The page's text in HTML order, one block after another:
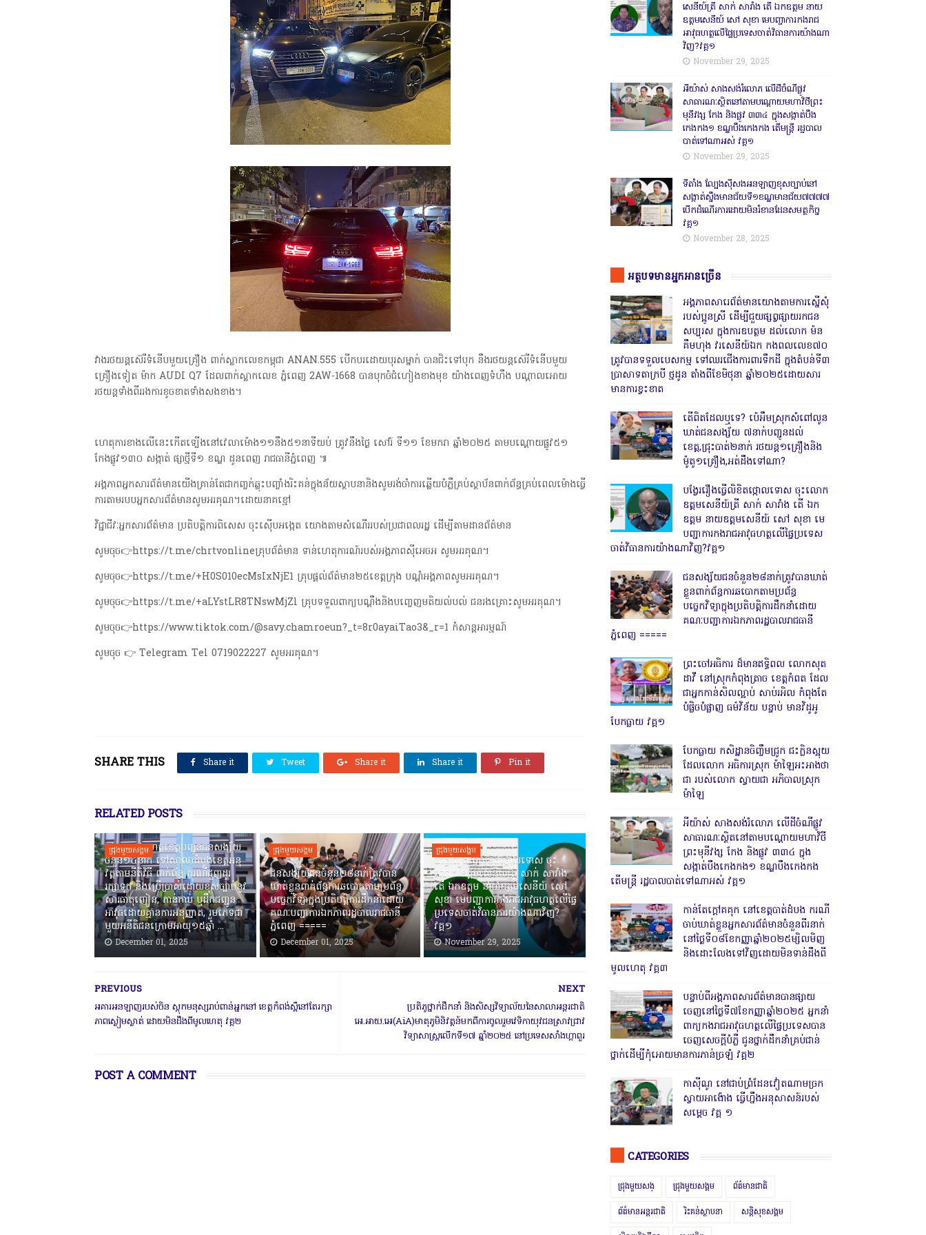
វាងរថយន្តស៊េរីទំនើបមួយគ្រឿង ពាក់ស្លាកលេខកម្ពុជា ANAN.555 បើកបរដោយបុរសម្នាក់ បានជិះទៅបុក នឹងរថយន្តស៊េរីទំនើបមួយ
គ្រឿងទៀត ម៉ាក AUDI Q7 ដែលពាក់ស្លាកលេខ ភ្នំពេញ 2AW-1668 បានបុកចំជំហៀងខាងមុខ យ៉ាងពេញទំហឹង បណ្តាលអោយ
រថយន្តទាំងពីររងការខូចខាតទាំងសងខាង។
ហេតុការខាងលើនេះកើតទ្បើងនៅវេលាម៉ោង១១នឹង៥១នាទីយប់ ត្រូវនឹងថ្ងៃ សៅរ៍ ទី១១ ខែមករា ឆ្នាំ២០២៥ តាមបណ្តោយផ្លូវ៥១
កែងផ្លូវ១៣០ សង្កាត់ ផ្សាថ្មីទី១ ខណ្ឌ ដូនពេញ រាជធានីភ្នំពេញ ៕
អង្គភាពអ្នកសារព័ត៌មានយើងគ្រាន់តែជាកញ្ចក់ឆ្លុះបញ្ចាំងរិះគន់ក្នុងន័យស្ថាបនានិងសូមរង់ចាំការឆ្លើយបំភ្លឺគ្រប់ស្ថាប័នពាក់ព័ន្ធគ្រប់ពេលម៉ោងធ្វើ
ការតាមរបបអ្នកសារព័ត៌មានសូមអរគុណ។ដោយនាគខ្មៅ
វិជ្ជាជីវៈអ្នកសារព័ត៌មាន ប្រតិបត្តិការពិសេស ចុះស៊ើបអង្កេត យោងតាមសំណើររបស់ប្រជាពលរដ្ឋ ដើម្បីតាមដានព័ត៌មាន
សូមចុច👉https://t.me/chrtvonlineគ្រុបព័ត៌មាន ទាន់ហេតុការណ៍របស់អង្គភាពស៊ីអេចអ សូមអរគុណ។
សូមចុច👉https://t.me/+H0S010ecMsIxNjE1 គ្រុបផ្តល់ព័ត៌មាន២៥ខេត្តក្រុង បណ្តំអង្គភាពសូមអរគុណ។
សូមចុច👉https://t.me/+aLYstLR8TNswMjZl គ្រុបទទួលពាក្យបណ្តឹងនិងបញ្ចេញមតិយល់បល់ ជនរងគ្រោះសូមអរគុណ។
សូមចុច👉https://www.tiktok.com/@savy.chamroeun?_t=8r0ayaiTao3&_r=1 កំសាន្តអារម្មណ៍
សូមចុច 👉 Telegram Tel 0719022227 សូមអរគុណ។
SHARE THIS Share it Tweet Share it Share it Pin it
RELATED POSTS
ជ្រុងមួយសង្គម
កងរាជឣាវុធហត្ថខេត្តបញ្ជូនជនសង្ស័យ
ចំនួន១៤នាក់ ទៅសាលាដំបូងខេត្តឣនុ
វត្តតាមនីតិវិធី ពាក់ព័ន្ធ ករណីជួញដូរ
រក្សាទុក និងប្រើប្រាស់ដោយខុសច្បាប់នូវ
សារធាតុញៀន, កាន់កាប់ ឬដឹកជញ្ជូន
អាវុធដោយគ្មានការអនុញ្ញាត, រួមភេទជា
មួយអនីតិជនក្រោមអាយុ១៥ឆ្នាំ ...
December 01, 2025
ជ្រុងមួយសង្គម
ជនសង្ស័យជនចំនួន២៨នាក់ត្រូវបាន
ឃាត់ខ្លួនពាក់ព័ន្ធការឆបោកតាមប្រព័ន្ធ
បច្ចេកវិទ្យាក្នុងប្រតិបត្តិការដឹកនាំដោយ
គណៈបញ្ជាការឯកភាពរដ្ឋបាលរាជធានី
ភ្នំពេញ ‎=====
December 01, 2025
ជ្រុងមួយសង្គម
បង្វែររឿងធ្វើលិខិតថ្កោលទោស ចុះ
លោក ឧត្តមសេនីយ៍ត្រី សាក់ សារាំង
តើ ឯកឧត្តម នាយឧត្តមសេនីយ៍ សៅ
សុខា មេបញ្ជាការកងរាជអាវុធហត្ថលើផ្ទៃ
ប្រទេសចាត់វិធានការយ៉ាងណាវិញ?
វគ្គ១
November 29, 2025
NEXT
ប្រតិភូថ្នាក់ដឹកនាំ និងសិស្សវិទ្យាល័យនៃសាលាអន្តរជាតិ
អេ.អាយ.អេ(AiA)មាតុភូមិនិវត្តន៍មកពីការចូលរួមវេទិកាយុវជនស្រាវជ្រាវ
វិទ្យាសាស្ត្រលើកទី១៧ ឆ្នាំ២០២៥ នៅប្រទេសសាំងហ្គាពួរ
PREVIOUS
អគារអនឡាញរបស់ចិន ស្តុកមនុស្សរាប់ពាន់អ្នកនៅ ខេត្តកំពង់ស្ពឺនៅតែរក្សា
ភាពស្ងៀមស្ងាត់ ដោយមិនដឹងពីមូលហេតុ វគ្គ២
POST A COMMENT
សេនីយ៍ត្រី សាក់ សារាំង តើ ឯកឧត្តម នាយ
ឧត្តមសេនីយ៍ សៅ សុខា មេបញ្ជាការកងរាជ
អាវុធហត្ថលើផ្ទៃប្រទេសចាត់វិធានការយ៉ាងណា
វិញ?វគ្គ១
November 29, 2025
អីយ៉ាស់ សាងសង់រំលោភ លើដីចំណីផ្លូវ
សាធារណៈស្ថិតនៅតាមបណ្ដោយមហាវិថីព្រះ
មុនីវង្ស កែង និងផ្លូវ ៣៣៤ ក្នុងសង្កាត់បឹង
កេងកង១ ខណ្ឌបឹងកេងកង តើមន្ត្រី រដ្ឋបាល
បាត់ទៅណាអស់ វគ្គ១
November 29, 2025
ទីតាំង ល្បែងស៊ីសងអនឡាញខុសច្បាប់នៅ
សង្កាត់សឹ្ចងមានជ័យទី១ខណ្ឌមានជ័យ៧៧៧៧
បើកដំណើរការដោយមិនរំខានដែនសមត្ថកិច្ច
វគ្គ១
November 28, 2025
អត្ថបទមានអ្នកអានច្រើន
អង្គភាពសារេព័ត៌មានយោងតាមការស្នើសុំ
របស់ប្អូនស្រី ដើម្បីជួយផ្សព្វផ្សាយរកជន
សប្បុរស ក្នុងការឧបត្ថម ដល់លោក ម៉ន
គឹមហុង វរសេនីយ៍ឯក កងពលលេខ៧០
ត្រូវបានទទួលបេសកម្ម ទៅឈរជើងការពារទឹកដី ក្នុងតំបន់ទី៣
ប្រាសាទតាក្របី ថ្មដូន តាំងពីខែមិថុនា ឆ្នាំ២០២៥ដោយសារ
មានការខ្វះខាត
តើពិតដែលឬទេ? ប៉េអឹមស្រុកសំពៅលូន
ឃាត់ជនសង្ស័យ ៧នាក់បញ្ជូនដល់
ខេត្ត,ជ្រុះបាត់២នាក់ រថយន្ត១គ្រឿងនិង
ម៉ូតូ១គ្រឿង,អត់ដឹងទៅណា?
បង្វែររឿងធ្វើលិខិតថ្កោលទោស ចុះលោក
ឧត្តមសេនីយ៍ត្រី សាក់ សារាំង តើ ឯក
ឧត្តម នាយឧត្តមសេនីយ៍ សៅ សុខា មេ
បញ្ជាការកងរាជអាវុធហត្ថលើផ្ទៃប្រទេស
ចាត់វិធានការយ៉ាងណាវិញ?វគ្គ១
ជនសង្ស័យជនចំនួន២៨នាក់ត្រូវបានឃាត់
ខ្លួនពាក់ព័ន្ធការឆបោកតាមប្រព័ន្ធ
បច្ចេកវិទ្យាក្នុងប្រតិបត្តិការដឹកនាំដោយ
គណៈបញ្ជាការឯកភាពរដ្ឋបាលរាជធានី
ភ្នំពេញ ‎=====
ព្រះចៅអធិការ ដ៏មានឥទ្ធិពល លោកសុត
ដាវី នៅស្រុកកំពុងត្រាច ខេត្តកំពត ដែល
ជាអ្នកកាន់សិលល្អាប់ សាប់រអិល កំពុងតែ
បំផ្លិចបំផ្លាញ ធម៌វិន័យ បន្ទាប់ មានវិដូអូ
បែកធ្លាយ វគ្គ១
បែកធ្លាយ កសិដ្ឋានចិញ្ចឹមជ្រូក ជះក្លិនស្អុយ
ដែលលោក អធិការស្រុក ម៉ាឡៃអះអាងថា
ជា របស់លោក ស្វាយជា អភិបាលស្រុក
ម៉ាឡៃ
អីយ៉ាស់ សាងសង់រំលោភ លើដីចំណីផ្លូវ
សាធារណៈស្ថិតនៅតាមបណ្ដោយមហាវិថី
ព្រះមុនីវង្ស កែង និងផ្លូវ ៣៣៤ ក្នុង
សង្កាត់បឹងកេងកង១ ខណ្ឌបឹងកេងកង
តើមន្ត្រី រដ្ឋបាលបាត់ទៅណាអស់ វគ្គ១
កាន់តែក្តៅគគុក នៅខេត្តបាត់ដំបង ករណី
ចាប់ឃាត់ខ្លួនអ្នកសារព័ត៌មានចំនួនពីរនាក់
នៅថ្ងៃទី០៨ខែកញ្ញាឆ្នាំ២០២៥ម្សិលមិញ
និងដោះលែងទៅវិញដោយមិនទាន់ដឹងពី
មូលហេតុ វគ្គ៣
បន្ទាប់ពីអង្គភាពសារព័ត៌មានបានផ្សាយ
ចេញនៅថ្ងៃទី៧ខែកញ្ញាឆ្នាំ២០២៥ អ្នកនាំ
ពាក្យកងរាជអាវុធហត្ថលើផ្ទៃប្រទេសបាន
ចេញសេចក្តីបំភ្លឺ ជូនថ្នាក់ដឹកនាំគ្រប់ជាន់
ថ្នាក់ដើម្បីកុំអោយមានការភាន់ច្រឡំ វគ្គ២
កាសុីណូ នៅជាប់ព្រំដែនវៀតណាមច្រក
ស្វាយអាង៉ោង ធ្វើហ្នឹងអនុសាសន៍របស់
សម្ដេច វគ្គ ១
CATEGORIES
ជ្រុងមួយសង្ ជ្រុងមួយសង្គម ព័ត៌មានជាតិ
ព័ត៌មានអន្តរជាតិ រិះគន់ស្ថាបនា សន្តិសុខសង្គម